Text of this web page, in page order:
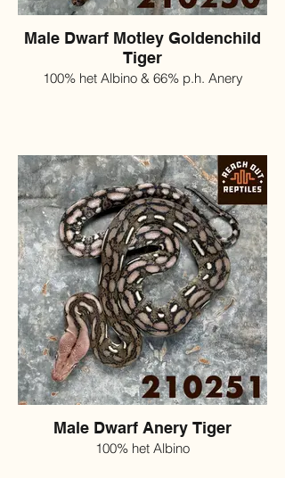
Male Dwarf Motley Goldenchild
Tiger
100% het Albino & 66% p.h. Anery
Male Dwarf Anery Tiger
100% het Albino